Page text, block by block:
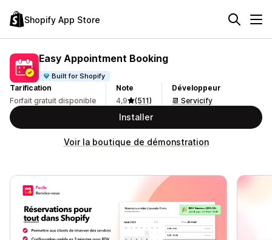
Shopify App Store
Easy Appointment Booking
Built for Shopify
Tarification
Forfait gratuit disponible
Note
4,9
(511)
Développeur
📆 Servicify
Installer
Voir la boutique de démonstration